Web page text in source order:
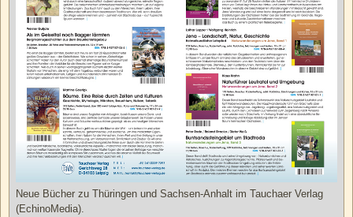
Neue Bücher zu Thüringen und Sachsen-Anhalt im Tauchaer Verlag
(EchinoMedia).